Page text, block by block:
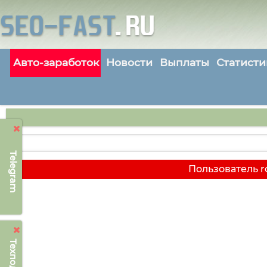
Telegram
Авто-заработок Новости Выплаты
Пользователь